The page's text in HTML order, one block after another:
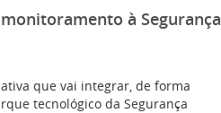
à Segurança
que vai integrar, de forma
tecnológico da Segurança